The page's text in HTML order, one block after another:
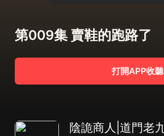
第009集 賣鞋的跑路了
打開APP收聽